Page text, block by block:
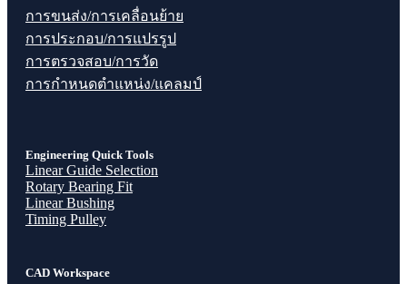
การขนส่ง/การเคลื่อนย้าย
การประกอบ/การแปรรูป
การตรวจสอบ/การวัด
การกำหนดตำแหน่ง/แคลมป์
Engineering Quick Tools
Linear Guide Selection
Rotary Bearing Fit
Linear Bushing
Timing Pulley
CAD Workspace